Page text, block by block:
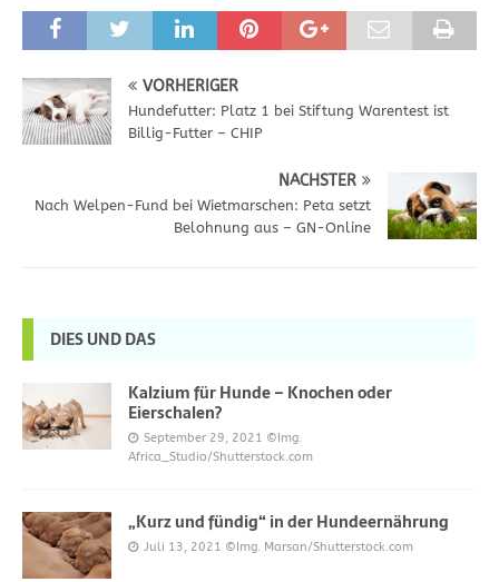
VORHERIGER
Hundefutter: Platz 1 bei Stiftung Warentest ist
Billig-Futter – CHIP
NÄCHSTER
Nach Welpen-Fund bei Wietmarschen: Peta setzt
Belohnung aus – GN-Online
DIES UND DAS
Kalzium für Hunde – Knochen oder
Eierschalen?
September 29, 2021 ©Img.
Africa_Studio/Shutterstock.com
„Kurz und fündig“ in der Hundeernährung
Juli 13, 2021 ©Img. Marsan/Shutterstock.com